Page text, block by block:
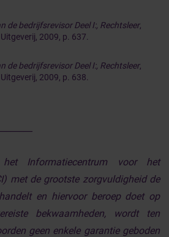
de bedrijfsrevisor Deel I:, Rechtsleer,
2009, p. 637.
de bedrijfsrevisor Deel I:, Rechtsleer,
2009, p. 638.
het Informatiecentrum voor het
met de grootste zorgvuldigheid de
en hiervoor beroep doet op
bekwaamheden, wordt ten
geen enkele garantie geboden